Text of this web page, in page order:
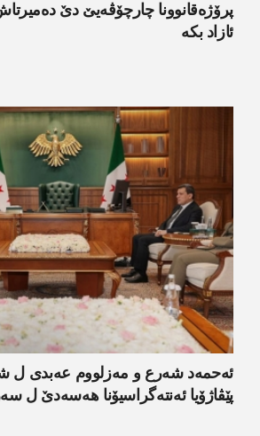
پرۆژەقانوونا چارچۆڤەیێ دێ
ئازاد بکە
ئەحمەد شەرع و مەزلووم عەبدی ل
پێڤاژۆیا ئەنتەگراسیۆنا ھەسەدێ ل